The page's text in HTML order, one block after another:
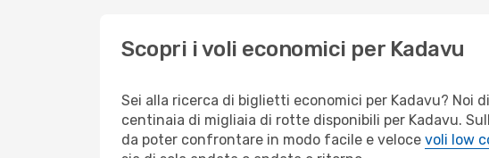
Scopri i voli economici per Kadavu
Sei alla ricerca di biglietti economici per Kadavu? Noi
centinaia di migliaia di rotte disponibili per Kadavu.
da poter confrontare in modo facile e veloce voli low